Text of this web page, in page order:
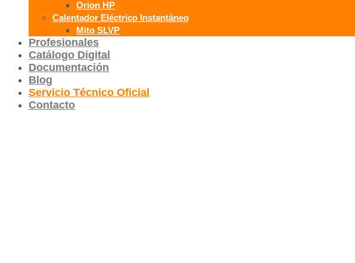
Orion HP
Calentador Eléctrico Instantáneo
Mito SLVP
Profesionales
Catálogo Digital
Documentación
Blog
Servicio Técnico Oficial
Contacto